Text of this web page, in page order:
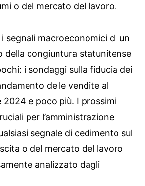
o del mercato del lavoro.
segnali macroeconomici di un
della congiuntura statunitense
i sondaggi sulla fiducia dei
delle vendite al
2024 e poco più. I prossimi
per l’amministrazione
segnale di cedimento sul
o del mercato del lavoro
analizzato dagli